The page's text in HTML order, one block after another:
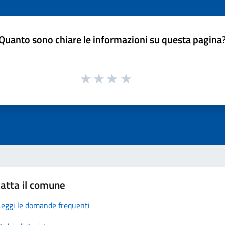
sono chiare le informazioni su questa
il comune
le domande frequenti